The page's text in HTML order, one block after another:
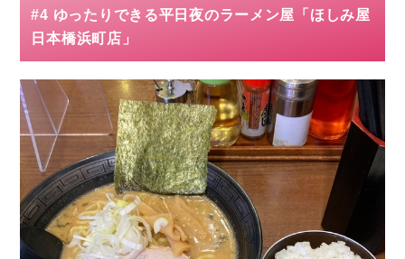
#4 ゆったりできる平日夜のラーメン屋「ほしみ屋
日本橋浜町店」